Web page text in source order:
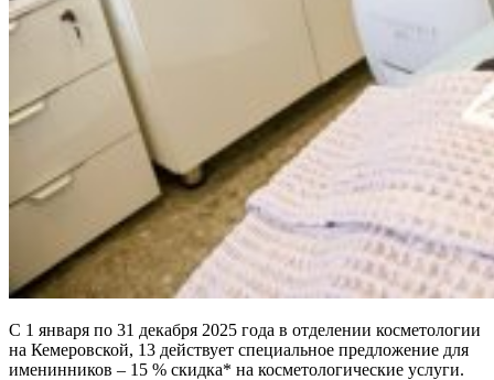
С 1 января по 31 декабря 2025 года в отделении косметологии
на Кемеровской, 13 действует специальное предложение для
именинников – 15 % скидка* на косметологические услуги.